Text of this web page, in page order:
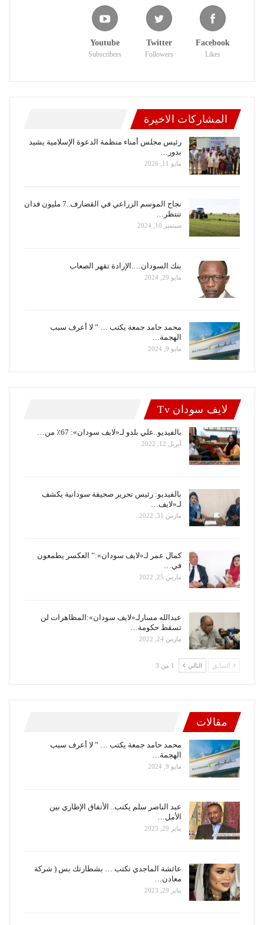
Facebook
Likes
Twitter
Followers
Youtube
Subscribers
المشاركات الاخيرة
رئيس مجلس أمناء منظمة الدعوة الإسلامية يشيد
بدور…
مايو 11, 2026
نجاح الموسم الزراعي في القضارف..7 مليون فدان
تنتظر…
سبتمبر 10, 2024
بنك السودان….الإرادة تقهر الصعاب
مايو 29, 2024
محمد حامد جمعة يكتب … ” لا أعرف سبب
الهجمة…
مايو 9, 2024
لايف سودان Tv
بالفيديو..علي بلدو لـ«لايف سودان»: 67٪ من…
أبريل 12, 2022
بالفيديو: رئيس تحرير صحيفة سودانية يكشف
لـ«لايف…
مارس 31, 2022
كمال عمر لـ«لايف سودان»:” العكسر يطمعون
في…
مارس 25, 2022
عبدالله مسارلـ«لايف سودان»:المظاهرات لن
تسقط حكومة…
مارس 24, 2022
السابق التالي 1 من 3
مقالات
محمد حامد جمعة يكتب … ” لا أعرف سبب
الهجمة…
مايو 9, 2024
عبد الناصر سلم يكتب.. الأتفاق الإطاري بين
الأمل…
يناير 29, 2023
عائشة الماجدي تكتب … بشطارتك بس ( شركة
معادن…
يناير 29, 2023